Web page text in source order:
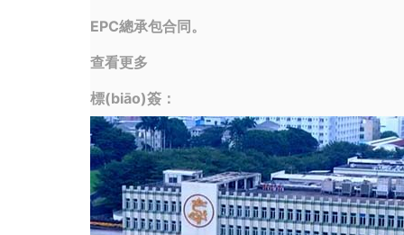
EPC總承包合同。
查看更多
標(biāo)簽：